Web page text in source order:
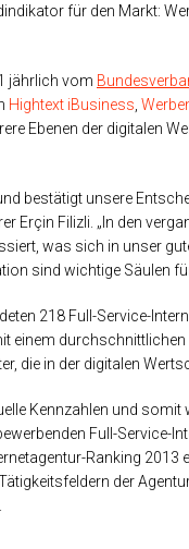
für den Markt:
jährlich vom
Hightext iBusiness
Ebenen der digitalen
bestätigt unsere
Erçin Filizli. „In den
was sich in unser
sind wichtige Säulen
218 Full-Service-
einem
die in der digitalen
Kennzahlen und
Full-Service-
Ranking
der